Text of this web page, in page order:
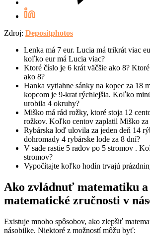
Zdroj: Depositphotos
Lenka má 7 eur. Lucia má trikrát viac
koľko eur má Lucia viac?
Ktoré číslo je 6 krát väčšie ako 8?
ako 8?
Hanka vytiahne sánky na kopec za 18
kopcom je 9-krat rýchlejšia. Koľko
urobila 4 okruhy?
Miško má rád rožky, ktoré stoja 12
rožkov. Koľko centov zaplatil Miško za
Rybárska loď ulovila za jeden deň 14
dohromady 4 rybárske lode za 8 dní?
V sade rastie 5 radov po 5 stromov .
stromov?
Vypočítajte koľko hodín trvajú
Ako zvládnuť matematiku
matematické zručnosti v
Existuje mnoho spôsobov, ako zlepšiť
násobilke. Niektoré z možností môžu byť: